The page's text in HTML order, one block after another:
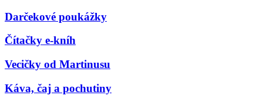
Darčekové poukážky
Čítačky e-kníh
Vecičky od Martinusu
Káva, čaj a pochutiny